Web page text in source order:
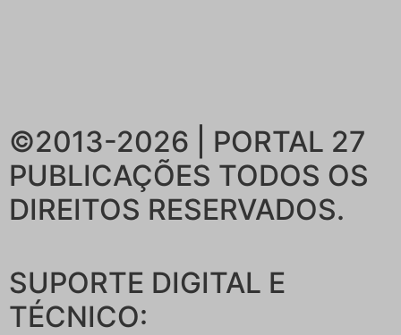
©2013-2026 | PORTAL 27
PUBLICAÇÕES TODOS OS
DIREITOS RESERVADOS.
SUPORTE DIGITAL E
TÉCNICO: